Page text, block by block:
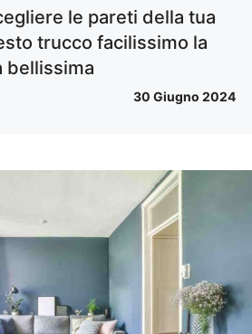
le pareti della tua
trucco facilissimo la
bellissima
30 Giugno 2024